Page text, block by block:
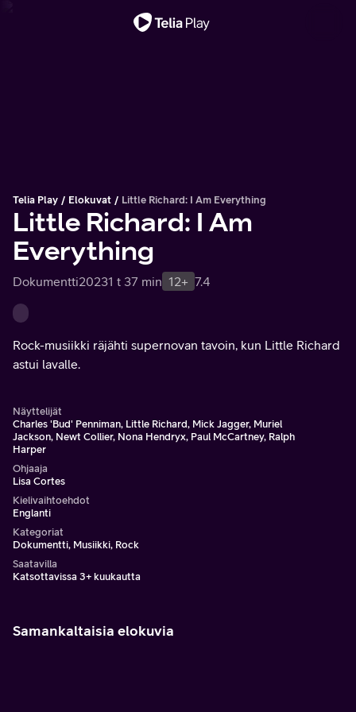
Telia Play Elokuvat Little Richard: I Am Everything
Little Richard: I Am
Everything
Dokumentti20231 t 37 min 12+ 7.4
Rock-musiikki räjähti supernovan tavoin, kun Little Richard
astui lavalle.
Näyttelijät
Charles 'Bud' Penniman, Little Richard, Mick Jagger, Muriel
Jackson, Newt Collier, Nona Hendryx, Paul McCartney, Ralph
Harper
Ohjaaja
Lisa Cortes
Kielivaihtoehdot
Englanti
Kategoriat
Dokumentti, Musiikki, Rock
Saatavilla
Katsottavissa 3+ kuukautta
Samankaltaisia elokuvia